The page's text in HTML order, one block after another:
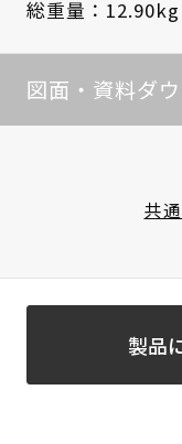
総重量：12.90kg
図面・資料ダ
共
製品